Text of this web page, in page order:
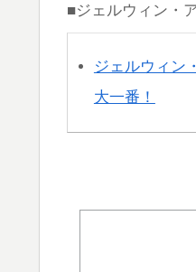
■ジェルウィン・
ジェルウィン
大一番！